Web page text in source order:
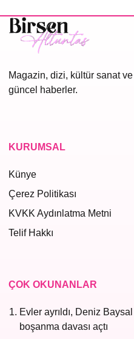
Magazin, dizi, kültür sanat
güncel haberler.
KURUMSAL
Künye
Çerez Politikası
KVKK Aydınlatma Metni
Telif Hakkı
ÇOK OKUNANLAR
Evler ayrıldı, Deniz Baysal
boşanma davası açtı